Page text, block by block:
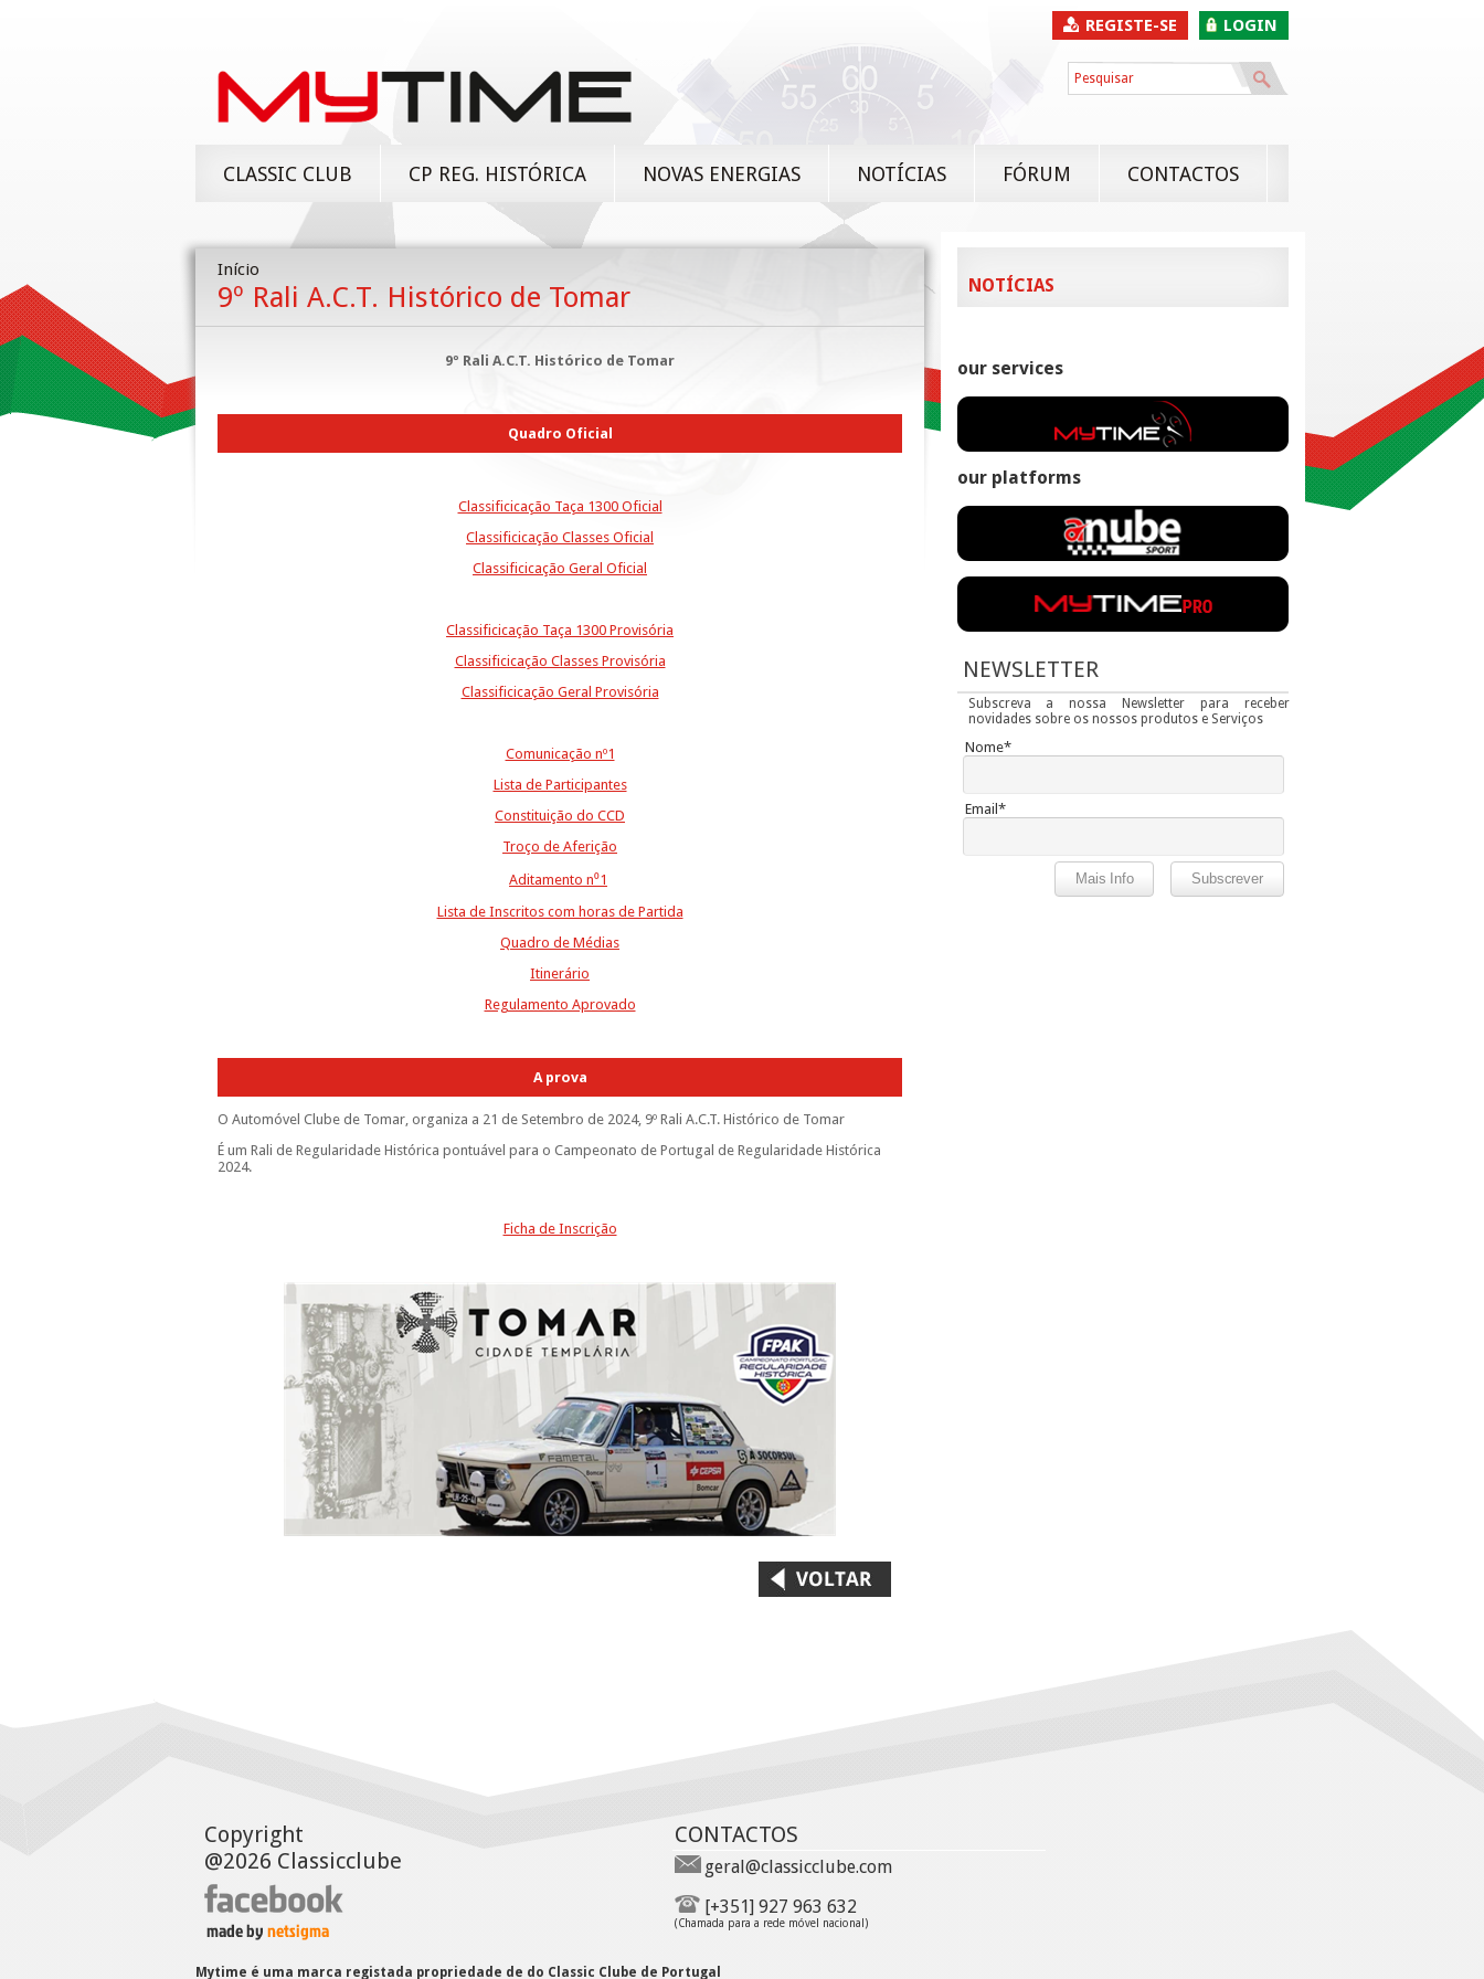
LOGIN
REGISTE-SE
CLASSIC CLUB CP REG. HISTÓRICA NOVAS ENERGIAS NOTÍCIAS FÓRUM CONTACTOS
Início
9º Rali A.C.T. Histórico de Tomar
9º Rali A.C.T. Histórico de Tomar
Quadro Oficial
Classificicação Taça 1300 Oficial
Classificicação Classes Oficial
Classificicação Geral Oficial
Classificicação Taça 1300 Provisória
Classificicação Classes Provisória
Classificicação Geral Provisória
Comunicação nº1
Lista de Participantes
Constituição do CCD
Troço de Aferição
Aditamento n⁰1
Lista de Inscritos com horas de Partida
Quadro de Médias
Itinerário
Regulamento Aprovado
A prova
O Automóvel Clube de Tomar, organiza a 21 de Setembro de 2024, 9º Rali A.C.T. Histórico de Tomar
É um Rali de Regularidade Histórica pontuável para o Campeonato de Portugal de Regularidade Histórica
2024.
Ficha de Inscrição
NOTÍCIAS
our services
our platforms
NEWSLETTER
Subscreva a nossa Newsletter para receber
novidades sobre os nossos produtos e Serviços
Nome*
Email*
Copyright
@2026 Classicclube
CONTACTOS
geral@classicclube.com
[+351] 927 963 632
(Chamada para a rede móvel nacional)
Mytime é uma marca registada propriedade de do Classic Clube de Portugal